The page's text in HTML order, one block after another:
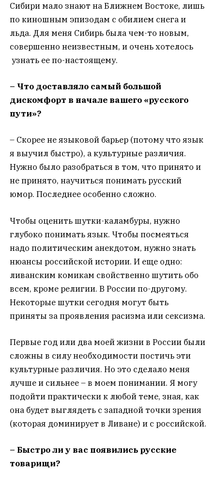
Сибири мало знают на Ближнем Востоке, лишь
по киношным эпизодам с обилием снега и
льда. Для меня Сибирь была чем-то новым,
совершенно неизвестным, и очень хотелось
узнать ее по-настоящему.
– Что доставляло самый большой
дискомфорт в начале вашего «русского
пути»?
– Скорее не языковой барьер (потому что язык
я выучил быстро), а культурные различия.
Нужно было разобраться в том, что принято и
не принято, научиться понимать русский
юмор. Последнее особенно сложно.
Чтобы оценить шутки-каламбуры, нужно
глубоко понимать язык. Чтобы посмеяться
надо политическим анекдотом, нужно знать
нюансы российской истории. И еще одно:
ливанским комикам свойственно шутить обо
всем, кроме религии. В России по-другому.
Некоторые шутки сегодня могут быть
приняты за проявления расизма или сексизма.
Первые год или два моей жизни в России были
сложны в силу необходимости постичь эти
культурные различия. Но это сделало меня
лучше и сильнее – в моем понимании. Я могу
подойти практически к любой теме, зная, как
она будет выглядеть с западной точки зрения
(которая доминирует в Ливане) и с российской.
– Быстро ли у вас появились русские
товарищи?